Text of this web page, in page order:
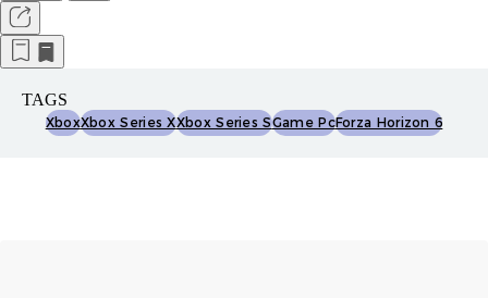
TAGS
XboxXbox Series XXbox Series SGame PcForza Horizon 6